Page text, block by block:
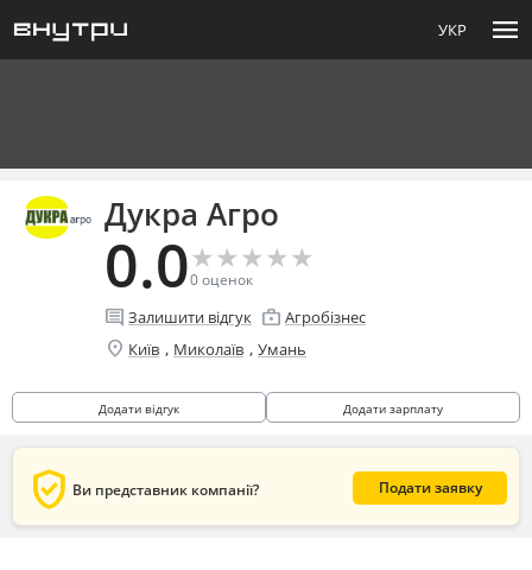
УКР menu
Дукра Агро
0.0★
★★
★★
★★
★★
★
0оценок
comment Залишити відгук enterprise Агробізнес
location_on Київ , Миколаїв , Умань
Додати відгук Додати зарплату
verified_user Ви представник компанії? Подати заявку